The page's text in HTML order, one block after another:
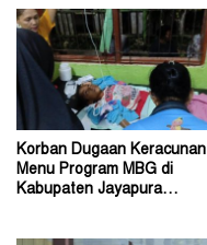
Korban Dugaan Keracunan
Menu Program MBG di
Kabupaten Jayapura